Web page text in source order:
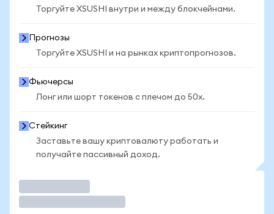
Торгуйте XSUSHI внутри и между блокчейнами.
Прогнозы
Торгуйте XSUSHI и на рынках криптопрогнозов.
Фьючерсы
Лонг или шорт токенов с плечом до 50x.
Стейкинг
Заставьте вашу криптовалюту работать и
получайте пассивный доход.